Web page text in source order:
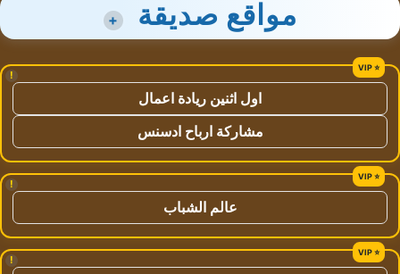
مواقع صديقة +
!
اول اثنين ريادة اعمال
مشاركة ارباح ادسنس
!
عالم الشباب
!